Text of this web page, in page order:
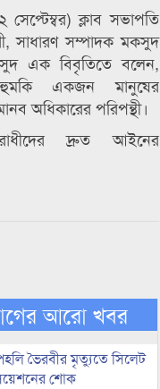
সেপ্টেম্বর) ক্লাব সভাপতি
সাধারণ সম্পাদক মকসুদ
এক বিবৃতিতে বলেন,
একজন মানুষের
অধিকারের পরিপন্থী।
দ্রুত আইনের
আরো খবর
ভৈরবীর মৃত্যুতে সিলেট
শোক